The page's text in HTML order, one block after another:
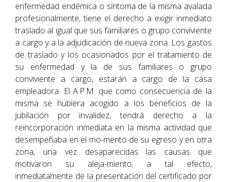
enfermedad endémica o síntoma de la misma avalada
profesionalmente, tiene el derecho a exigir inmediato
traslado al igual que sus familiares o grupo conviviente
a cargo y a la adjudicación de nueva zona. Los gastos
de traslado y los ocasionados por el tratamiento de
su enfermedad y la de sus familiares o grupo
conviviente a cargo, estarán a cargo de la casa
empleadora. El A.P.M. que como consecuencia de la
misma se hubiera acogido a los beneficios de la
jubilación por invalidez, tendrá derecho a la
reincorporación inmediata en la misma actividad que
desempeñaba en el mo-mento de su egreso y en otra
zona, una vez desaparecidas las causas que
motivaron su aleja-miento; a tal efecto,
inmediatamente de la presentación del certificado por